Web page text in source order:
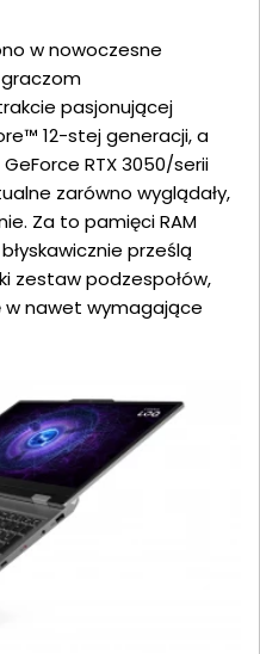
w nowoczesne
pasjonującej
12-stej generacji, a
RTX 3050/serii
zarówno wyglądały,
Za to pamięci RAM
prześlą
zestaw podzespołów,
w nawet wymagające